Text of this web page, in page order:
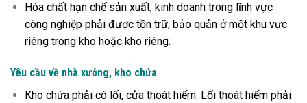
Hóa chất hạn chế sản xuất, kinh doanh trong lĩnh vực
công nghiệp phải được tồn trữ, bảo quản ở một khu vực
riêng trong kho hoặc kho riêng.
Yêu cầu về nhà xưởng, kho chứa
Kho chứa phải có lối, cửa thoát hiểm. Lối thoát hiểm phải